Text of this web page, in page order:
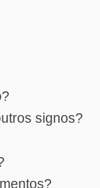
signos?